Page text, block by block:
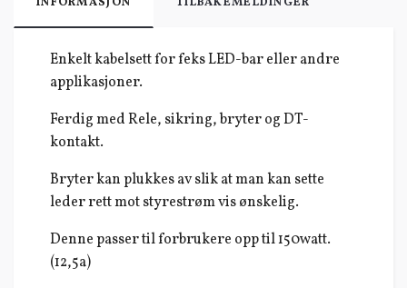
Enkelt kabelsett for feks LED-bar eller andre
applikasjoner.
Ferdig med Rele, sikring, bryter og DT-
kontakt.
Bryter kan plukkes av slik at man kan sette
leder rett mot styrestrøm vis ønskelig.
Denne passer til forbrukere opp til 150watt.
(12,5a)